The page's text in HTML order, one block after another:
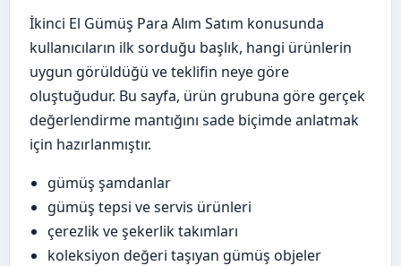
İkinci El Gümüş Para Alım Satım konusunda
kullanıcıların ilk sorduğu başlık, hangi ürünlerin
uygun görüldüğü ve teklifin neye göre
oluştuğudur. Bu sayfa, ürün grubuna göre gerçek
değerlendirme mantığını sade biçimde anlatmak
için hazırlanmıştır.
gümüş şamdanlar
gümüş tepsi ve servis ürünleri
çerezlik ve şekerlik takımları
koleksiyon değeri taşıyan gümüş objeler